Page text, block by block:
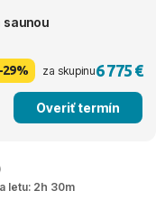
saunou
-29% za skupinu6 775 €
Overiť termín
letu: 2h 30m